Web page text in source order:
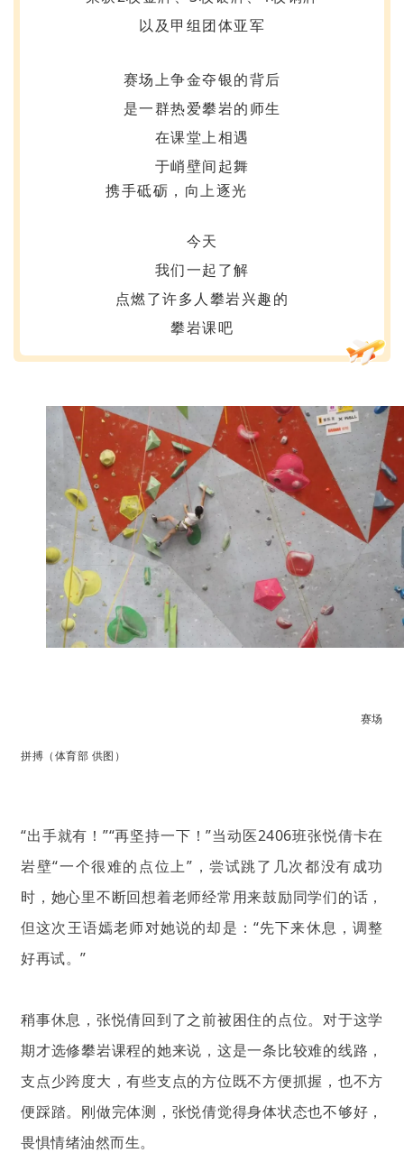
以及甲组团体亚军
赛场上争金夺银的背后
是一群热爱攀岩的师生
在课堂上相遇
于峭壁间起舞
携手砥砺，向上逐光
今天
我们一起了解
点燃了许多人攀岩兴趣的
攀岩课吧
赛场
拼搏（体育部 供图）
“出手就有！”“再坚持一下！”当动医2406班张悦倩卡在
岩壁“一个很难的点位上”，尝试跳了几次都没有成功
时，她心里不断回想着老师经常用来鼓励同学们的话，
但这次王语嫣老师对她说的却是：“先下来休息，调整
好再试。”
稍事休息，张悦倩回到了之前被困住的点位。对于这学
期才选修攀岩课程的她来说，这是一条比较难的线路，
支点少跨度大，有些支点的方位既不方便抓握，也不方
便踩踏。刚做完体测，张悦倩觉得身体状态也不够好，
畏惧情绪油然而生。